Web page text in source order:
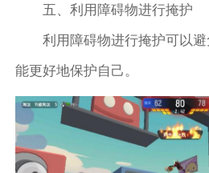
五、利用障碍物进行掩护
利用障碍物进行掩护可以避
能更好地保护自己。